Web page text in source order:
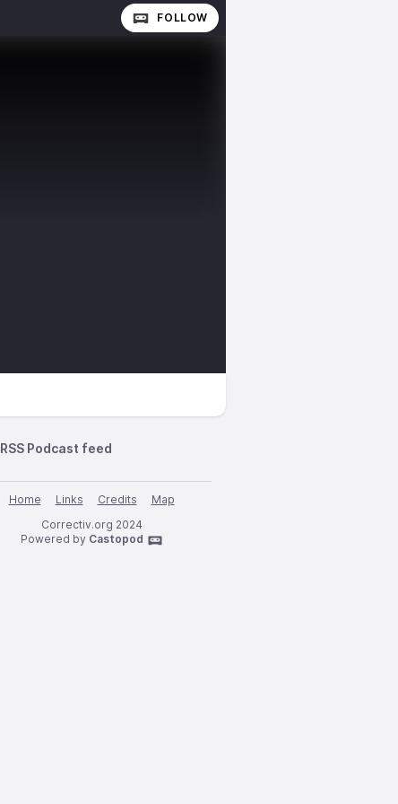
FOLLOW
RSS Podcast feed
Home Links Credits
Map
Correctiv.org 2024
Powered by Castopod